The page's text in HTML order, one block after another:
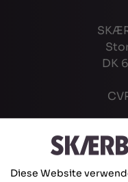
DK
Diese Website